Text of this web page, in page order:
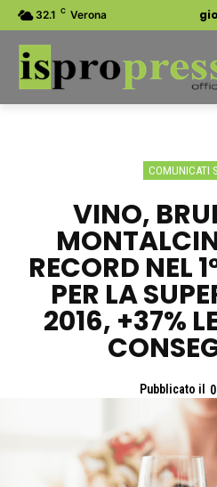
32.1 C Verona
COMUNICATI
VINO,
RECORD NEL
PER LA
2016, +37%
Pubblicato il